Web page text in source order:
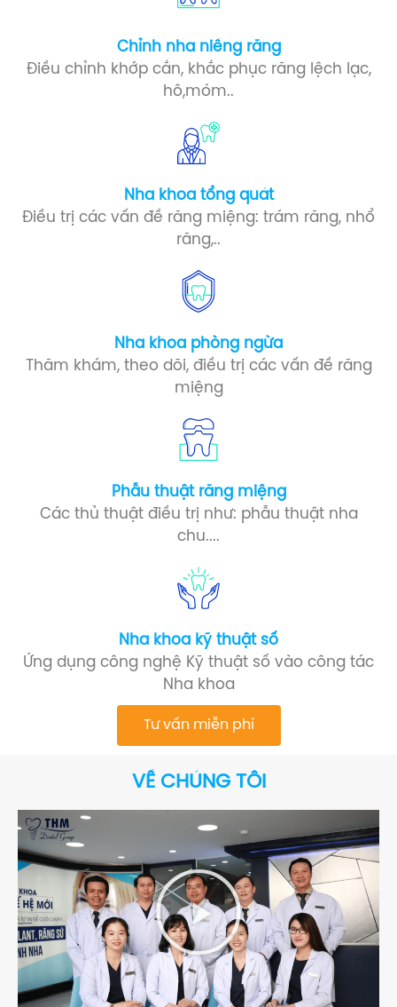
Chỉnh nha niềng răng
Điều chỉnh khớp cắn, khắc phục răng lệch lạc,
hô,móm..
Nha khoa tổng quát
Điều trị các vấn đề răng miệng: trám răng, nhổ
răng,..
Nha khoa phòng ngừa​
Thăm khám, theo dõi, điều trị các vấn đề răng
miệng
Phẫu thuật răng miệng​
Các thủ thuật điều trị như: phẫu thuật nha
chu....
Nha khoa kỹ thuật số
Ứng dụng công nghệ Kỹ thuật số vào công tác
Nha khoa
Tư vấn miễn phí
VỀ CHÚNG TÔI